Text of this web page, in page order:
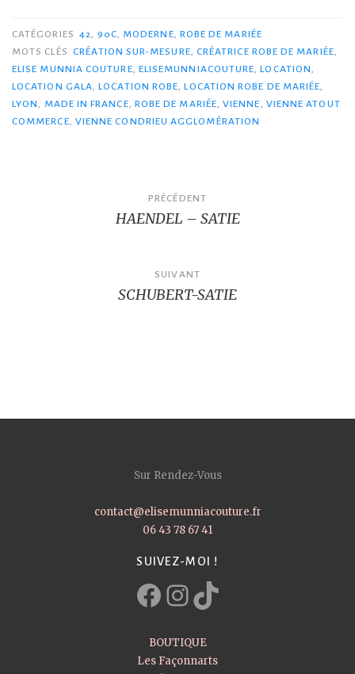
CATÉGORIES 42, 90C, MODERNE, ROBE DE MARIÉE
MOTS CLÉS CRÉATION SUR-MESURE, CRÉATRICE ROBE DE MARIÉE,
ELISE MUNNIA COUTURE, ELISEMUNNIACOUTURE,LOCATION,
LOCATION GALA,LOCATION ROBE,LOCATION ROBE DE MARIÉE,
LYON, MADE IN FRANCE, ROBE DE MARIÉE,VIENNE, VIENNE ATOUT
COMMERCE, VIENNE CONDRIEU AGGLOMÉRATION
PRÉCÉDENT
HAENDEL – SATIE
SUIVANT
SCHUBERT-SATIE
Sur Rendez-Vous
contact@elisemunniacouture.fr
06 43 78 67 41
SUIVEZ-MOI !
Facebook InstagramTikTok
BOUTIQUE
Les Façonnarts